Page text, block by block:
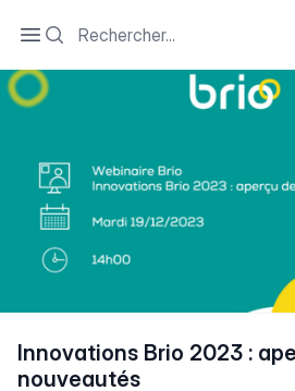
Open sidebar
Search
Innovations Brio 2023 :
nouveautés